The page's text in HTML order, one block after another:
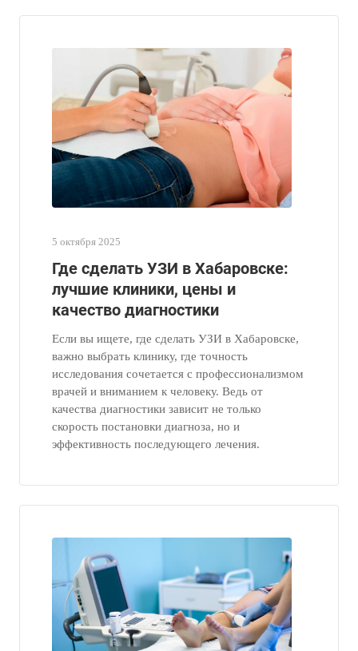
5 октября 2025
Где сделать УЗИ в Хабаровске:
лучшие клиники, цены и
качество диагностики
Если вы ищете, где сделать УЗИ в Хабаровске,
важно выбрать клинику, где точность
исследования сочетается с профессионализмом
врачей и вниманием к человеку. Ведь от
качества диагностики зависит не только
скорость постановки диагноза, но и
эффективность последующего лечения.